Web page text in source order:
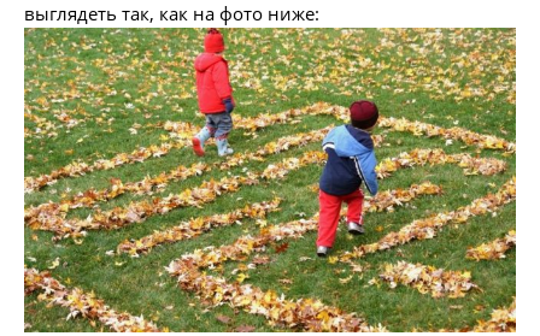
выглядеть так, как на фото ниже: